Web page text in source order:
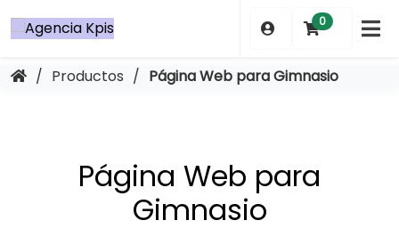
al
0
/ Productos / Página Web para Gimnasio
Página Web para
Gimnasio